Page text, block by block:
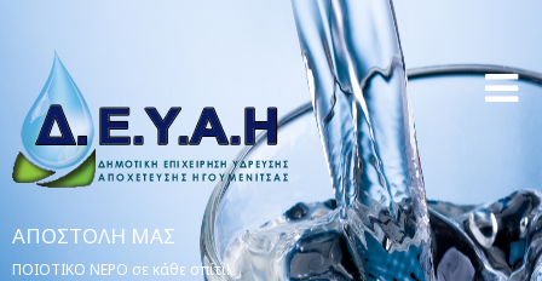
ΑΠΟΣΤΟΛΉ ΜΑΣ
ΠΟΙΟΤΙΚΟ ΝΕΡΟ σε κάθε σπίτι!